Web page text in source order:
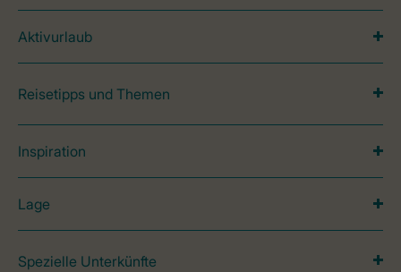
Aktivurlaub
Reisetipps und Themen
Inspiration
Lage
Spezielle Unterkünfte